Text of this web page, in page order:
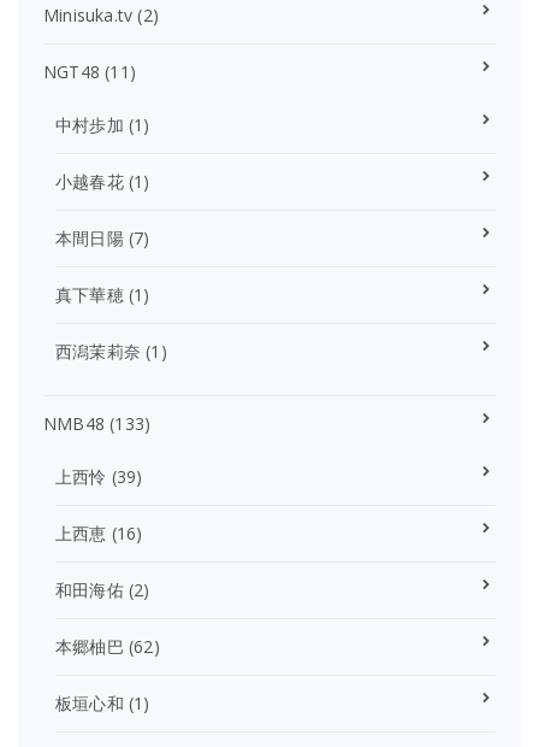
Minisuka.tv (2)
NGT48 (11)
中村歩加 (1)
小越春花(1)
本間日陽(7)
真下華穂(1)
西潟茉莉奈 (1)
NMB48 (133)
上西怜 (39)
上西恵 (16)
和田海佑(2)
本郷柚巴 (62)
板垣心和 (1)